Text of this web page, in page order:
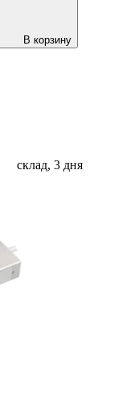
В корзину
склад, 3 дня